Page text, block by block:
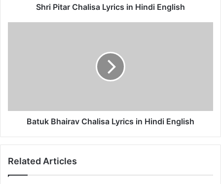
Shri Pitar Chalisa Lyrics in Hindi English
Batuk Bhairav ​​Chalisa Lyrics in Hindi English
Related Articles